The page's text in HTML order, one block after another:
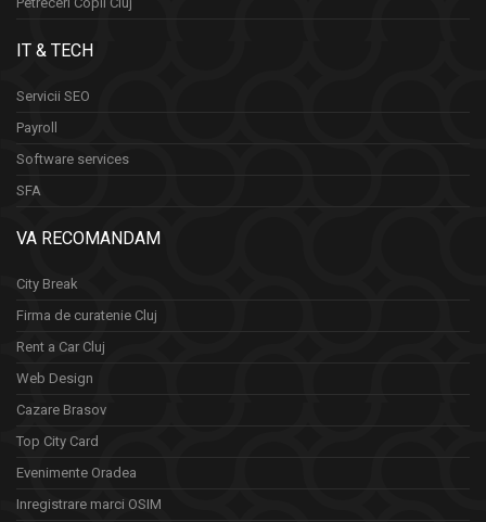
IT & TECH
Servicii SEO
Payroll
Software services
SFA
VA RECOMANDAM
City Break
Firma de curatenie Cluj
Rent a Car Cluj
Web Design
Cazare Brasov
Top City Card
Evenimente Oradea
Inregistrare marci OSIM